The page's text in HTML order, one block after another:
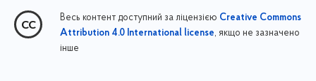
Весь контент доступний за ліцензією Creative Commons
Attribution 4.0 International license, якщо не зазначено
інше